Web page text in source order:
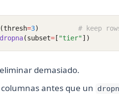
(thresh=3)
# keep
dropna(subset= [ "tier"])
demasiado.
antes que un